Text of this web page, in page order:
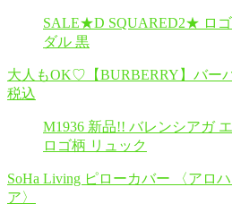
SALE★D SQUARED2★ ロ
ダル 黒
大人もOK♡【BURBERRY】バー
税込
M1936 新品!! バレンシアガ
ロゴ柄 リュック
SoHa Living ピローカバー 〈アロ
ア〉